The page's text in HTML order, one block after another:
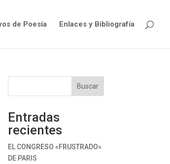
de Poesía Enlaces y Bibliografía
Buscar
Entradas
recientes
EL CONGRESO «FRUSTRADO»
DE PARIS